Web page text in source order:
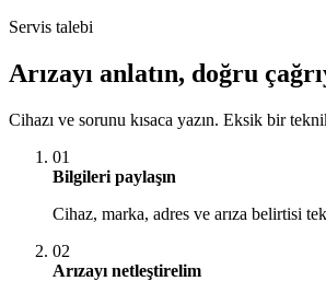
Servis talebi
Arızayı anlatın, doğru
Cihazı ve sorunu kısaca yazın. Eksik bir
01
Bilgileri paylaşın
Cihaz, marka, adres ve arıza belirtisi
02
Arızayı netleştirelim